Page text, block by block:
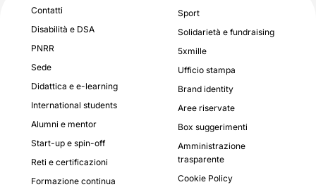
Contatti
Disabilità e DSA
PNRR
Sede
Didattica e e-learning
International students
Alumni e mentor
Start-up e spin-off
Reti e certificazioni
Formazione continua
Sport
Solidarietà e fundraising
5xmille
Ufficio stampa
Brand identity
Aree riservate
Box suggerimenti
Amministrazione
trasparente
Cookie Policy